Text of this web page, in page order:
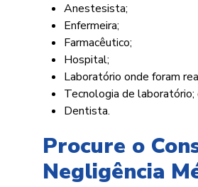
Anestesista;
Enfermeira;
Farmacêutico;
Hospital;
Laboratório onde foram
Tecnologia de laboratório;
Dentista.
Procure o
Negligência